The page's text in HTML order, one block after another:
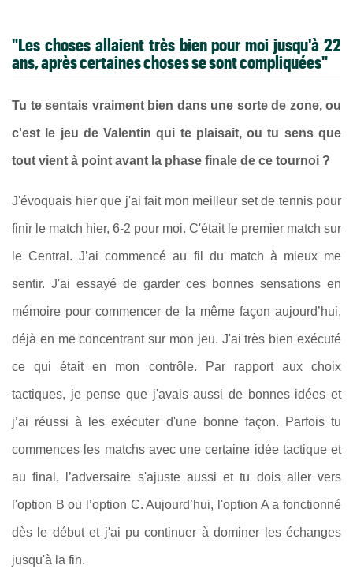
"Les choses allaient très bien pour moi jusqu'à 22
ans, après certaines choses se sont compliquées"
Tu te sentais vraiment bien dans une sorte de zone, ou
c'est le jeu de Valentin qui te plaisait, ou tu sens que
tout vient à point avant la phase finale de ce tournoi ?
J'évoquais hier que j'ai fait mon meilleur set de tennis pour
finir le match hier, 6-2 pour moi. C'était le premier match sur
le Central. J’ai commencé au fil du match à mieux me
sentir. J'ai essayé de garder ces bonnes sensations en
mémoire pour commencer de la même façon aujourd’hui,
déjà en me concentrant sur mon jeu. J'ai très bien exécuté
ce qui était en mon contrôle. Par rapport aux choix
tactiques, je pense que j'avais aussi de bonnes idées et
j’ai réussi à les exécuter d'une bonne façon. Parfois tu
commences les matchs avec une certaine idée tactique et
au final, l’adversaire s'ajuste aussi et tu dois aller vers
l'option B ou l’option C. Aujourd’hui, l'option A a fonctionné
dès le début et j'ai pu continuer à dominer les échanges
jusqu'à la fin.